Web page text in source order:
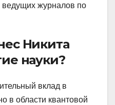
ведущих журналов по
Никита
науки?
вклад в
в области квантовой